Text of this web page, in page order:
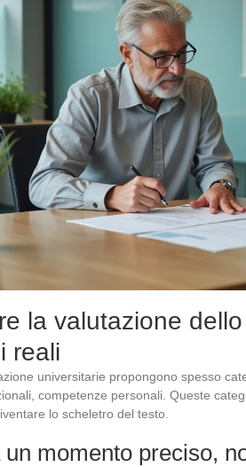
la valutazione
reali
universitarie propongono spesso
competenze personali. Queste
lo scheletro del testo.
un momento preciso,